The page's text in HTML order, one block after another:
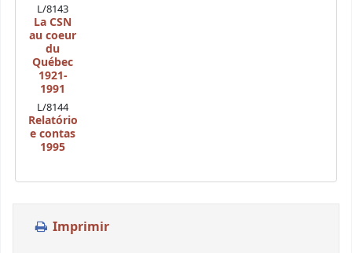
L/8143
La CSN
au coeur
du
Québec
1921-
1991
L/8144
Relatório
e contas
1995
Imprimir